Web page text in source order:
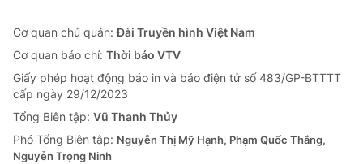
Cơ quan chủ quản:Đài Truyền hình Việt Nam
Cơ quan báo chí: Thời báo VTV
Giấy phép hoạt động báo in và báo điện tử số 483/GP-BTTTT
cấp ngày 29/12/2023
Tổng Biên tập: Vũ Thanh Thủy
Phó Tổng Biên tập: Nguyễn Thị Mỹ Hạnh, Phạm Quốc Thắng,
Nguyễn Trọng Ninh